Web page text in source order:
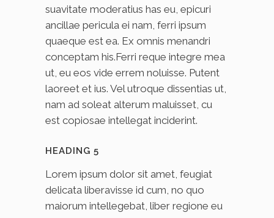
suavitate moderatius has eu, epicuri
ancillae pericula ei nam, ferri ipsum
quaeque est ea. Ex omnis menandri
conceptam his.Ferri reque integre mea
ut, eu eos vide errem noluisse. Putent
laoreet et ius. Vel utroque dissentias ut,
nam ad soleat alterum maluisset, cu
est copiosae intellegat inciderint.
HEADING 5
Lorem ipsum dolor sit amet, feugiat
delicata liberavisse id cum, no quo
maiorum intellegebat, liber regione eu